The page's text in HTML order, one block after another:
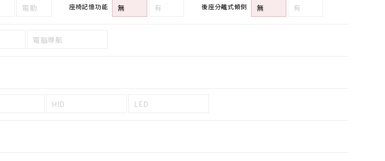
電動 座椅記憶功能 無 有 後座分離式傾倒 無 有
電腦導航
HID LED